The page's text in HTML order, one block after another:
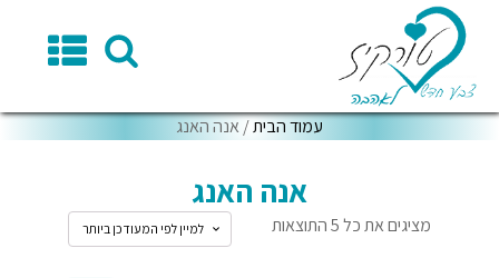
עמוד הבית/ אנה האנג
אנה האנג
מציגים את כל ⁦5⁩ התוצאות